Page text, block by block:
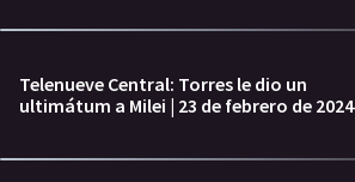
Telenueve Central: Torres le dio un
ultimátum a Milei | 23 de febrero de 2024